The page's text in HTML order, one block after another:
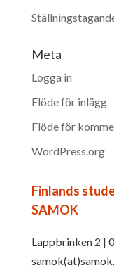
Meta
Logga in
Flöde för inlägg
Flöde för
WordPress.org
Finlands
SAMOK
Lappbrinken 2 |